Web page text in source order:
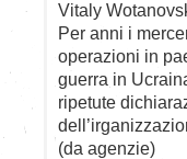
Vitaly
Per anni i
operazioni in
guerra in
ripetute
(da agenzie)